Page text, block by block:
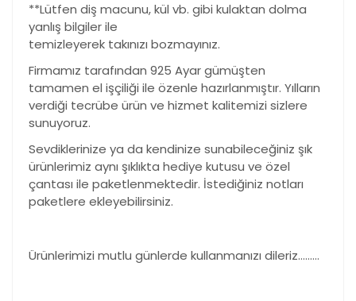
**Lütfen diş macunu, kül vb. gibi kulaktan dolma
yanlış bilgiler ile
temizleyerek takınızı bozmayınız.
Firmamız tarafından 925 Ayar gümüşten
tamamen el işçiliği ile özenle hazırlanmıştır. Yılların
verdiği tecrübe ürün ve hizmet kalitemizi sizlere
sunuyoruz.
Sevdiklerinize ya da kendinize sunabileceğiniz şık
ürünlerimiz aynı şıklıkta hediye kutusu ve özel
çantası ile paketlenmektedir. İstediğiniz notları
paketlere ekleyebilirsiniz.
Ürünlerimizi mutlu günlerde kullanmanızı dileriz………